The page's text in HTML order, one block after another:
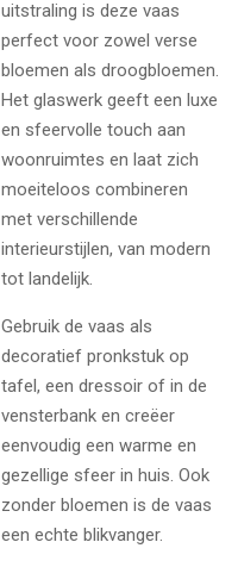
uitstraling is deze vaas
perfect voor zowel verse
bloemen als droogbloemen.
Het glaswerk geeft een luxe
en sfeervolle touch aan
woonruimtes en laat zich
moeiteloos combineren
met verschillende
interieurstijlen, van modern
tot landelijk.
Gebruik de vaas als
decoratief pronkstuk op
tafel, een dressoir of in de
vensterbank en creëer
eenvoudig een warme en
gezellige sfeer in huis. Ook
zonder bloemen is de vaas
een echte blikvanger.